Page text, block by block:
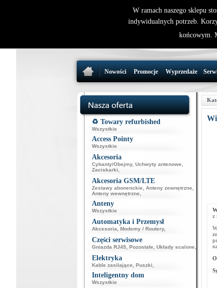
Nowości Promocje Wyprzedaże
♻️ Towary refurbished
Wszystkie
Access Pointy
Wszystkie
Akcesoria
Cybanty/Obejmy, Uchwyty antenowe
Zaciskarki
Akcesoria GSM/LTE
Zestawy abonenckie Anteny zewnętrzne
Anteny wewnętrzne
Anteny
Wszystkie
Automatyka i Przemysł
Akcesoria Modemy / Routery,
Części serwisowe
Gniazda RJ45, Pozostałe Układy scalone
Elektryka
Kable zasilające Puszki
Inteligentny dom
Wszystkie
z
W ramach naszego sklepu
indywidualnych potrzeb.
końcowym.